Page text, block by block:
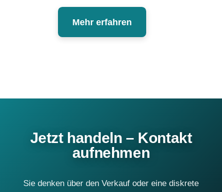
Mehr erfahren
Jetzt handeln – Kontakt
aufnehmen
Sie denken über den Verkauf oder eine diskrete